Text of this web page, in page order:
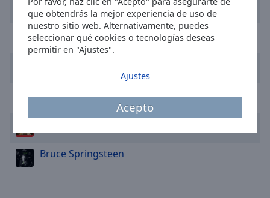
que obtendrás la mejor experiencia de uso de
nuestro sitio web. Alternativamente, puedes
seleccionar qué cookies o tecnologías deseas
permitir en "Ajustes".
Acepto
Ajustes
Background
Text
Edge
The Rolling Stones
Bryan Adams
The Police
Bruce Springsteen